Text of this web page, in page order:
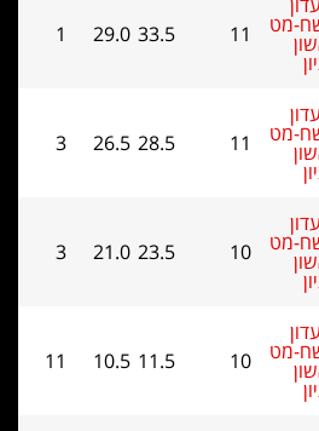
11
29.0
1
11
26.5
3
10
21.0
3
10
10.5
11